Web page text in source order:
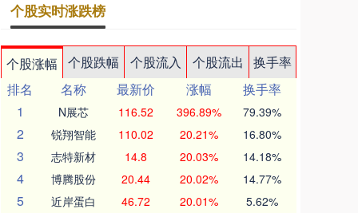
个股实时涨跌榜
个股涨幅 个股跌幅 个股流入 个股流出
换手率
排名
名称 最新价 涨幅
换手率
1
N展芯 116.52 396.89% 79.39%
2 锐翔智能 110.02 20.21% 16.80%
3 志特新材 14.8 20.03% 14.18%
4 博腾股份 20.44 20.02% 14.77%
5 近岸蛋白 46.72 20.01% 5.62%